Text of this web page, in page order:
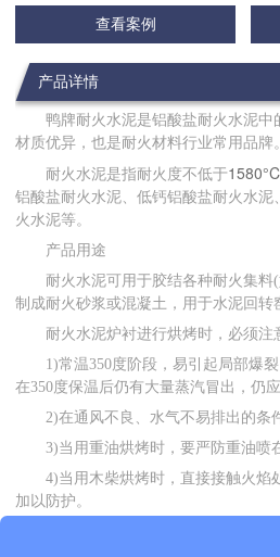
查看案例
产品详情
鸭牌耐火水泥是铝酸盐耐火水泥中
材质优异，也是耐火材料行业常用品牌。
耐火水泥是指耐火度不低于1580°C
铝酸盐耐火水泥、低钙铝酸盐耐火水
火水泥等。
产品用途
耐火水泥可用于胶结各种耐火集料
制成耐火砂浆或混凝土，用于水泥回转
耐火水泥炉衬进行烘烤时，必须注
1)常温350度阶段，易引起局部爆
在350度保温后仍有大量蒸汽冒出，仍
2)在通风不良、水气不易排出的条
3)当用重油烘烤时，要严防重油喷
4)当用木柴烘烤时，直接接触火焰
加以防护。